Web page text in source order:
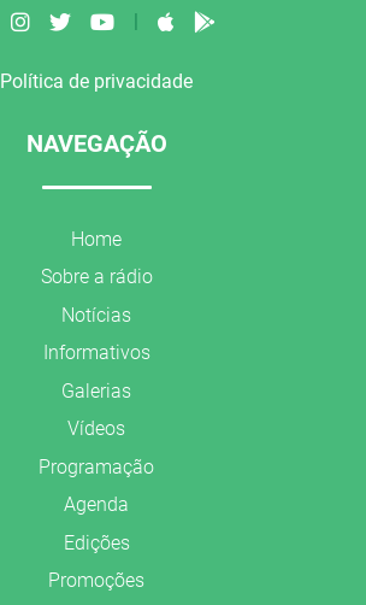
Política de privacidade
NAVEGAÇÃO
Home
Sobre a rádio
Notícias
Informativos
Galerias
Vídeos
Programação
Agenda
Edições
Promoções